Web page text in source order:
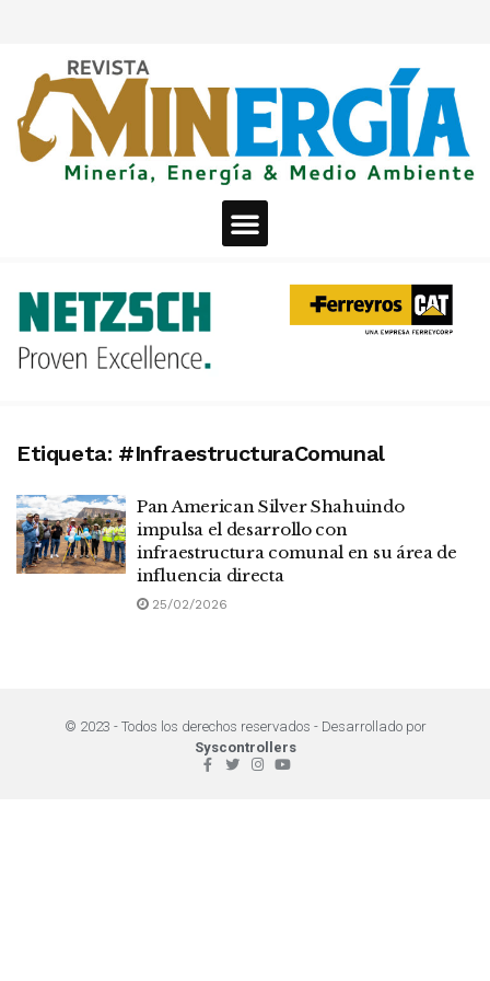
Etiqueta: #InfraestructuraComunal
Pan American Silver Shahuindo
impulsa el desarrollo con
infraestructura comunal en su área de
influencia directa
25/02/2026
© 2023 - Todos los derechos reservados - Desarrollado por
Syscontrollers